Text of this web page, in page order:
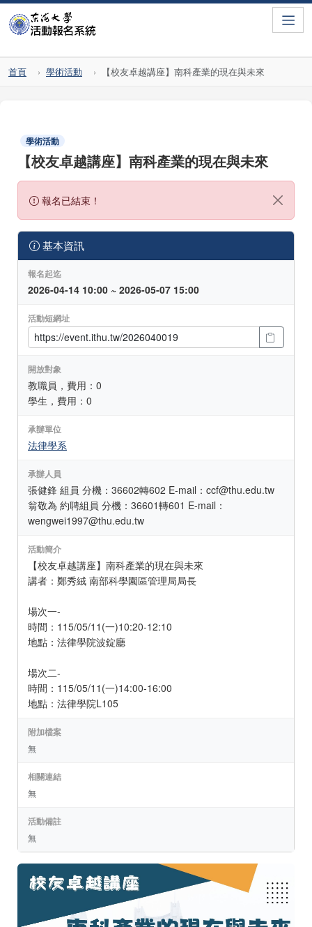
首頁 學術活動 【校友卓越講座】南科產業的現在與未來
學術活動
【校友卓越講座】南科產業的現在與未來
報名已結束！
基本資訊
報名起迄
2026-04-14 10:00 ~ 2026-05-07 15:00
活動短網址
開放對象
教職員，費用：0
學生，費用：0
承辦單位
法律學系
承辦人員
張健鋒 組員 分機：36602轉602 E-mail：ccf@thu.edu.tw
翁敬為 約聘組員 分機：36601轉601 E-mail：
wengwei1997@thu.edu.tw
活動簡介
【校友卓越講座】南科產業的現在與未來
講者：鄭秀絨 南部科學園區管理局局長
場次一-
時間：115/05/11(一)10:20-12:10
地點：法律學院波錠廳
場次二-
時間：115/05/11(一)14:00-16:00
地點：法律學院L105
附加檔案
無
相關連結
無
活動備註
無